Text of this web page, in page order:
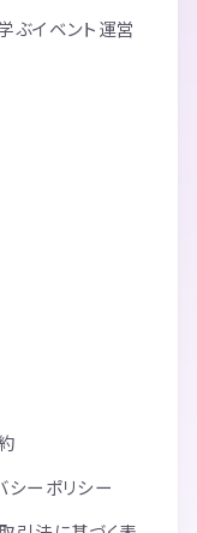
ぶイベント運営
シーポリシー